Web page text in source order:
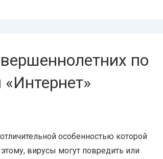
по
особенностью которой
вирусы могут повредить или